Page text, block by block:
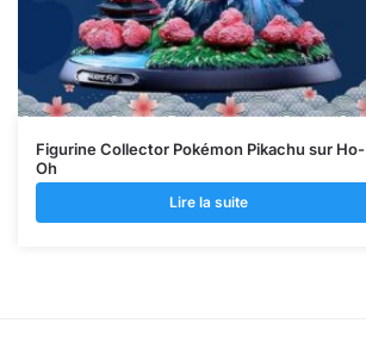
Figurine Collector Pokémon Pikachu sur Ho-
Oh
Lire la suite